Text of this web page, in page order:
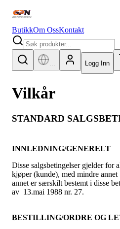
ButikkOm OssKontakt
Logg Inn
Vilkår
STANDARD
INNLEDNING/GENERELT
Disse salgsbetingelser gjelder for
kjøper (kunde), med mindre
annet er særskilt bestemt i disse
av 13.mai 1988 nr. 27.
BESTILLING/ORDRE OG